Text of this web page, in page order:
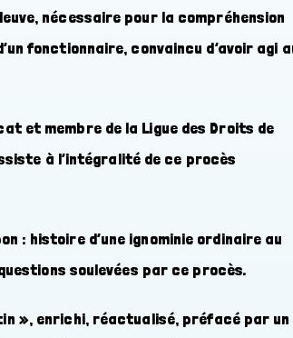
nécessaire pour la compréhension
fonctionnaire, convaincu d’avoir agi
et membre de la Ligue des Droits de
à l’intégralité de ce procès
: histoire d’une ignominie ordinaire au
soulevées par ce procès.
», enrichi, réactualisé, préfacé par un